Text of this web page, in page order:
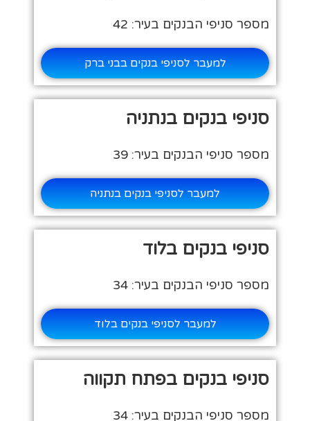
מספר סניפי הבנקים בעיר: 42
למעבר לסניפי בנקים בבני ברק
סניפי בנקים בנתניה
מספר סניפי הבנקים בעיר: 39
למעבר לסניפי בנקים בנתניה
סניפי בנקים בלוד
מספר סניפי הבנקים בעיר: 34
למעבר לסניפי בנקים בלוד
סניפי בנקים בפתח תקווה
מספר סניפי הבנקים בעיר: 34